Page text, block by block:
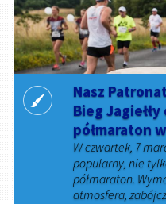
Nasz
Bieg
półmaraton
W czwartek, 7
popularny, nie
półmaraton.
atmosfera,